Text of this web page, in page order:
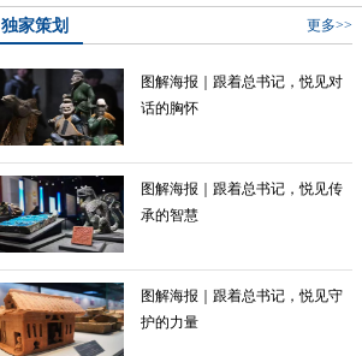
独家策划 更多>>
图解海报｜跟着总书记，悦见对
话的胸怀
图解海报｜跟着总书记，悦见传
承的智慧
图解海报｜跟着总书记，悦见守
护的力量